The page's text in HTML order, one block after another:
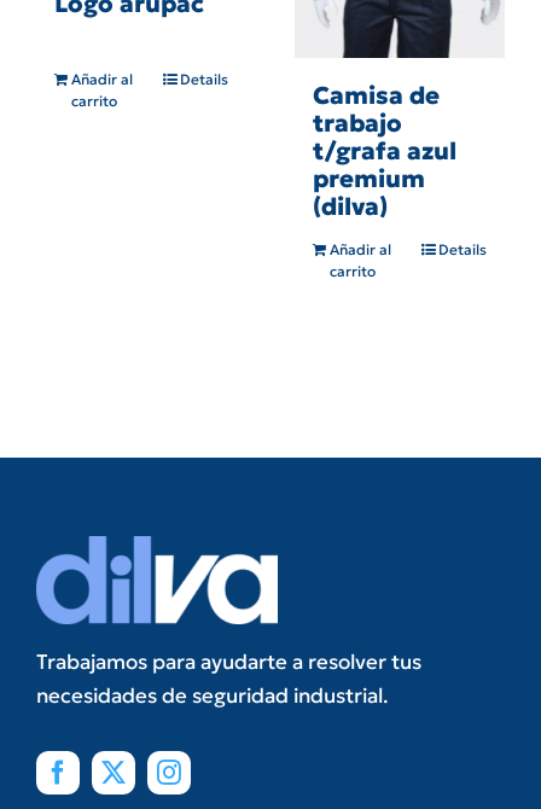
Añadir al
carrito
Details
Camisa de
trabajo
t/grafa azul
premium
(dilva)
Añadir al
carrito
Details
Trabajamos para ayudarte a resolver tus
necesidades de seguridad industrial.